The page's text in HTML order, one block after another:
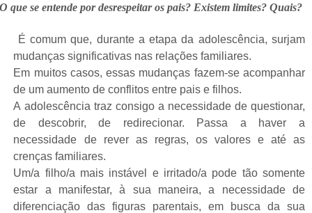
O que se entende por desrespeitar os pais? Existem limites? Quais?
É comum que, durante a etapa da adolescência, surjam
mudanças significativas nas relações familiares.
Em muitos casos, essas mudanças fazem-se acompanhar
de um aumento de conflitos entre pais e filhos.
A adolescência traz consigo a necessidade de questionar,
de descobrir, de redirecionar. Passa a haver a
necessidade de rever as regras, os valores e até as
crenças familiares.
Um/a filho/a mais instável e irritado/a pode tão somente
estar a manifestar, à sua maneira, a necessidade de
diferenciação das figuras parentais, em busca da sua